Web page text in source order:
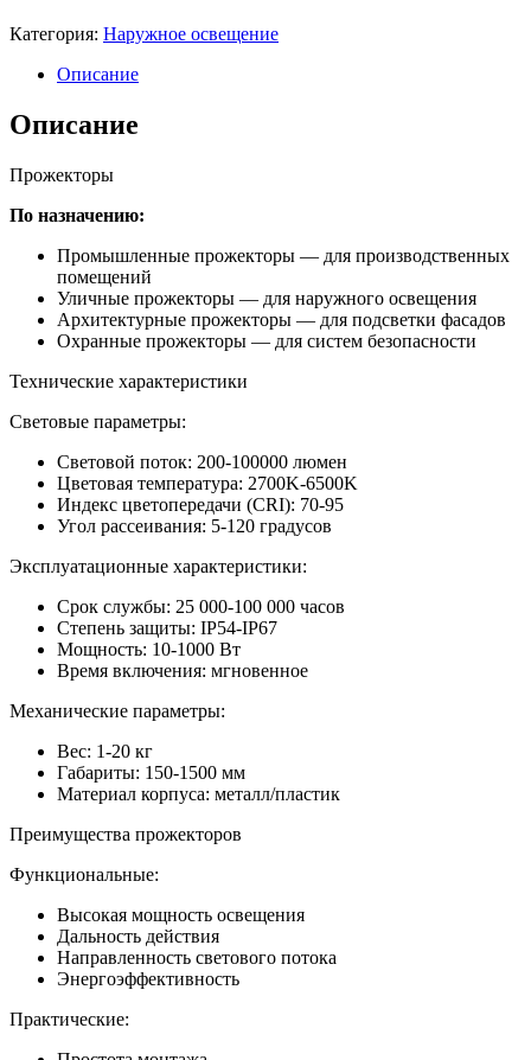
Категория: Наружное освещение
Описание
Описание
Прожекторы
По назначению:
Промышленные прожекторы — для производственных
помещений
Уличные прожекторы — для наружного освещения
Архитектурные прожекторы — для подсветки фасадов
Охранные прожекторы — для систем безопасности
Технические характеристики
Световые параметры:
Световой поток: 200-100000 люмен
Цветовая температура: 2700K-6500K
Индекс цветопередачи (CRI): 70-95
Угол рассеивания: 5-120 градусов
Эксплуатационные характеристики:
Срок службы: 25 000-100 000 часов
Степень защиты: IP54-IP67
Мощность: 10-1000 Вт
Время включения: мгновенное
Механические параметры:
Вес: 1-20 кг
Габариты: 150-1500 мм
Материал корпуса: металл/пластик
Преимущества прожекторов
Функциональные:
Высокая мощность освещения
Дальность действия
Направленность светового потока
Энергоэффективность
Практические: